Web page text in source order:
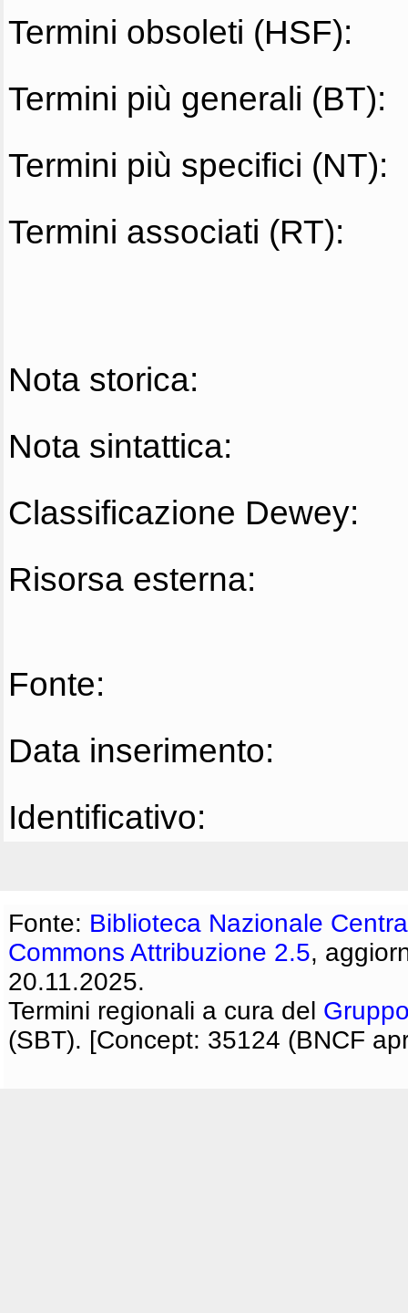
Termini obsoleti (HSF):
Termini più generali (BT):
Termini più specifici (NT):
Termini associati (RT):
Nota storica:
Nota sintattica:
Classificazione Dewey:
Risorsa esterna:
Fonte:
Data inserimento:
Identificativo:
Fonte: Biblioteca Nazionale
Commons Attribuzione 2.5,
20.11.2025.
Termini regionali a cura del
(SBT). [Concept: 35124 (BNCF